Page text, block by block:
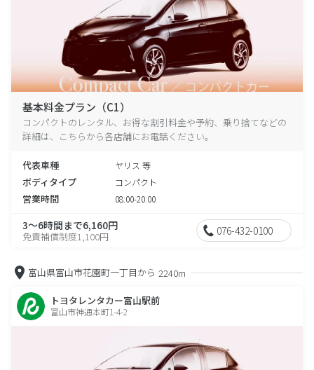
基本料金プラン（C1）
コンパクトのレンタル、お得な割引料金や予約、乗り捨てなどの
詳細は、こちらから各店舗にお電話ください。
代表車種 ヤリス 等
ボディタイプ コンパクト
営業時間 08:00-20:00
3～6時間まで6,160円
免責補償制度1,100円 076-432-0100
富山県富山市花園町一丁目から 2240m
トヨタレンタカー富山駅前
富山市神通本町1-4-2